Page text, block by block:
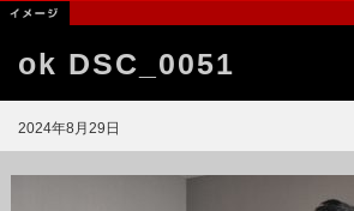
ok DSC_0051
2024年8月29日